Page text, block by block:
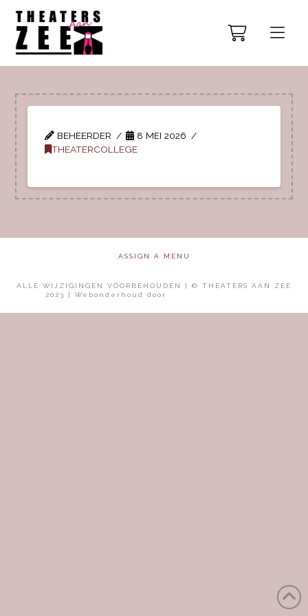
BEHEERDER
8 MEI 2026
THEATERCOLLEGE
ASSIGN A MENU
ALLE WIJZIGINGEN VOORBEHOUDEN | © THEATERS AAN ZEE
2023 | Webonderhoud door